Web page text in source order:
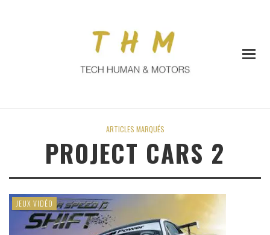
ARTICLES MARQUÉS
PROJECT CARS 2
JEUX VIDÉO